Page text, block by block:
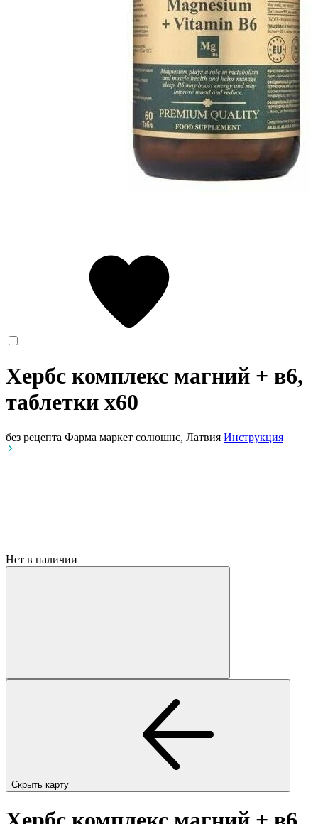
Хербс комплекс магний + в6,
таблетки x60
без рецепта Фарма маркет солюшнс, Латвия Инструкция
Нет в наличии
Скрыть карту